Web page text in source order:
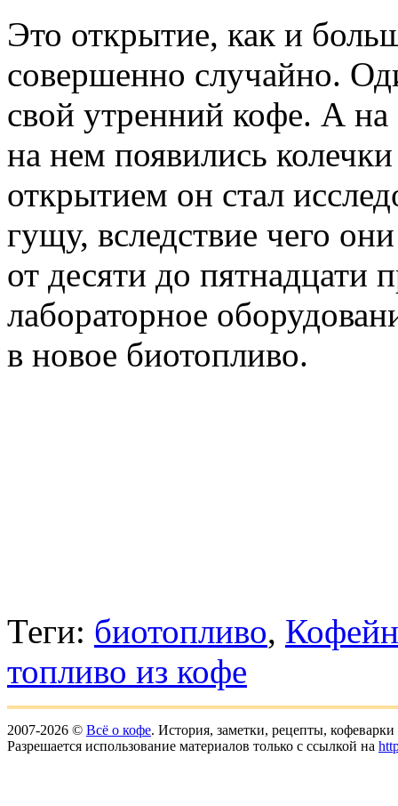
Это открытие, как и
совершенно случайно.
свой утренний кофе. А
на нем появились
открытием он стал
гущу, вследствие чего
от десяти до пятнадцати
лабораторное
в новое биотопливо.
Теги: биотопливо,
топливо из кофе
2007-2026 © Всё о кофе. История, заметки, рецепты,
Разрешается использование материалов только с ссылкой на